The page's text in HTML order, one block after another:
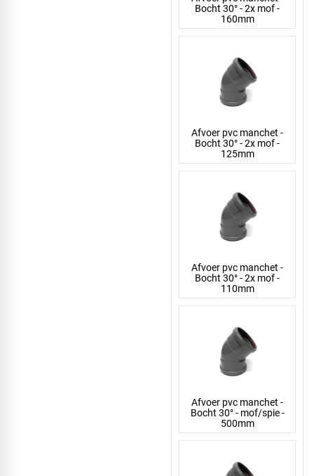
Bocht 30° - 2x mof -
160mm
Afvoer pvc manchet -
Bocht 30° - 2x mof -
125mm
Afvoer pvc manchet -
Bocht 30° - 2x mof -
110mm
Afvoer pvc manchet -
Bocht 30° - mof/spie -
500mm